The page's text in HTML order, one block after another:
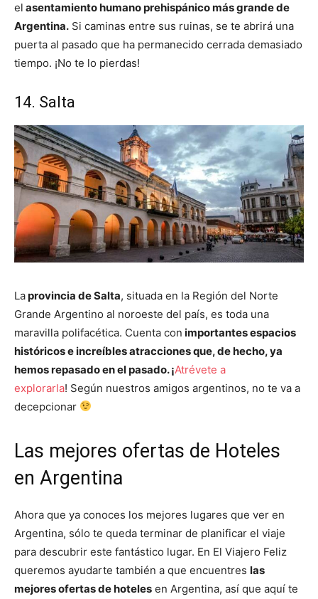
el asentamiento humano prehispánico más grande de
Argentina. Si caminas entre sus ruinas, se te abrirá una
puerta al pasado que ha permanecido cerrada demasiado
tiempo. ¡No te lo pierdas!
14. Salta
Laprovincia de Salta, situada en la Región del Norte
Grande Argentino al noroeste del país, es toda una
maravilla polifacética. Cuenta con importantes espacios
históricos e increíbles atracciones que, de hecho, ya
hemos repasado en el pasado. ¡Atrévete a
explorarla! Según nuestros amigos argentinos, no te va a
decepcionar
Las mejores ofertas de Hoteles
en Argentina
Ahora que ya conoces los mejores lugares que ver en
Argentina, sólo te queda terminar de planificar el viaje
para descubrir este fantástico lugar. En El Viajero Feliz
queremos ayudarte también a que encuentres las
mejores ofertas de hoteles en Argentina, así que aquí te